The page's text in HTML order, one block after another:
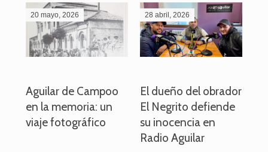
20 mayo, 2026
Aguilar de Campoo
en la memoria: un
viaje fotográfico
28 abril, 2026
El dueño del obrador
El Negrito defiende
su inocencia en
Radio Aguilar